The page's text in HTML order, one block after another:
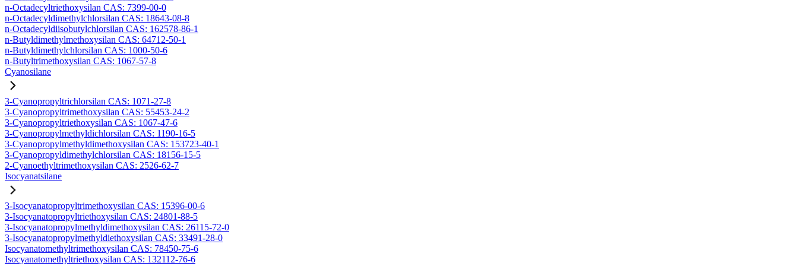
n-Octadecyltriethoxysilan CAS: 7399-00-0
n-Octadecyldimethylchlorsilan CAS: 18643-08-8
n-Octadecyldiisobutylchlorsilan CAS: 162578-86-1
n-Butyldimethylmethoxysilan CAS: 64712-50-1
n-Butyldimethylchlorsilan CAS: 1000-50-6
n-Butyltrimethoxysilan CAS: 1067-57-8
Cyanosilane
3-Cyanopropyltrichlorsilan CAS: 1071-27-8
3-Cyanopropyltrimethoxysilan CAS: 55453-24-2
3-Cyanopropyltriethoxysilan CAS: 1067-47-6
3-Cyanopropylmethyldichlorsilan CAS: 1190-16-5
3-Cyanopropylmethyldimethoxysilan CAS: 153723-40-1
3-Cyanopropyldimethylchlorsilan CAS: 18156-15-5
2-Cyanoethyltrimethoxysilan CAS: 2526-62-7
Isocyanatsilane
3-Isocyanatopropyltrimethoxysilan CAS: 15396-00-6
3-Isocyanatopropyltriethoxysilan CAS: 24801-88-5
3-Isocyanatopropylmethyldimethoxysilan CAS: 26115-72-0
3-Isocyanatopropylmethyldiethoxysilan CAS: 33491-28-0
Isocyanatomethyltrimethoxysilan CAS: 78450-75-6
Isocyanatomethyltriethoxysilan CAS: 132112-76-6